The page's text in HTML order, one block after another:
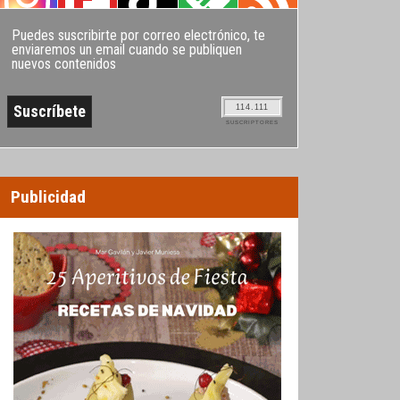
Puedes suscribirte por correo electrónico, te
enviaremos un email cuando se publiquen
nuevos contenidos
114.111
SUSCRIPTORES
Publicidad